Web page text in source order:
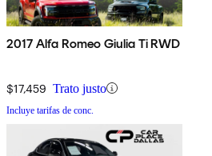
2017 Alfa Romeo Giulia Ti RWD
$17,459 Trato justo
Incluye tarifas de conc.